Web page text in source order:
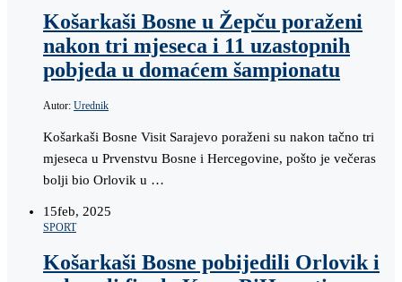
Košarkaši Bosne u Žepču poraženi
nakon tri mjeseca i 11 uzastopnih
pobjeda u domaćem šampionatu
Autor: Urednik
Košarkaši Bosne Visit Sarajevo poraženi su nakon tačno tri
mjeseca u Prvenstvu Bosne i Hercegovine, pošto je večeras
bolji bio Orlovik u …
15feb, 2025
SPORT
Košarkaši Bosne pobijedili Orlovik i